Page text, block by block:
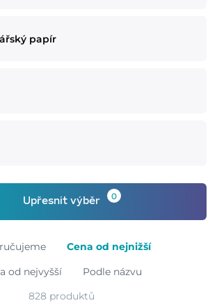
papír
Upřesnit výběr 0
Cena od nejnižší
od nejvyšší
Podle názvu
828 produktů